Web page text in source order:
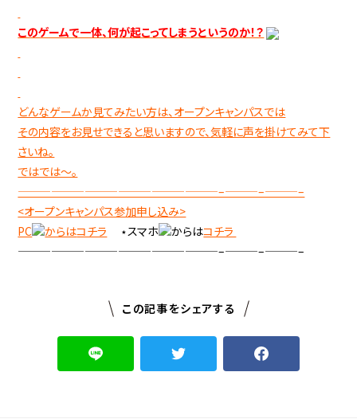
このゲームで一体、何が起こってしまうというのか！？
どんなゲームか見てみたい方は、オープンキャンパスでは
その内容をお見せできると思いますので、気軽に声を掛けてみて下
さいね。
ではでは～。
——————————————————–———–———–
<オープンキャンパス参加申し込み>
PC
からはコチラ ⋆スマホ からはコチラ
——————————————————–———–———–
この記事をシェアする